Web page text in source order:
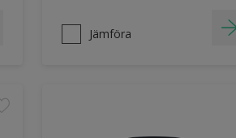
Jämföra